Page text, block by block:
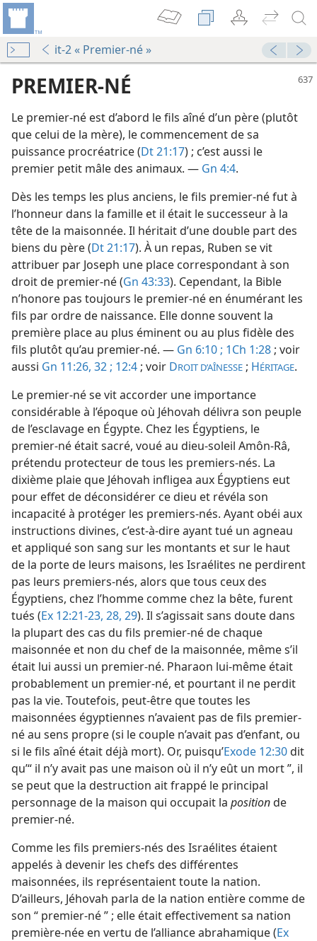
it-2 « Premier-né »
La Tour de Garde annonce le Royaume de Jéhovah (étude) 2017
La Tour de Garde annonce le Royaume de Jéhovah 1965
PREMIER-NÉ
Le premier-né est d’abord le fils aîné d’un père (plutôt
que celui de la mère), le commencement de sa
puissance procréatrice (Dt 21:17) ; c’est aussi le
premier petit mâle des animaux. — Gn 4:4.
Dès les temps les plus anciens, le fils premier-né fut à
l’honneur dans la famille et il était le successeur à la
tête de la maisonnée. Il héritait d’une double part des
biens du père (Dt 21:17). À un repas, Ruben se vit
attribuer par Joseph une place correspondant à son
droit de premier-né (Gn 43:33). Cependant, la Bible
n’honore pas toujours le premier-né en énumérant les
fils par ordre de naissance. Elle donne souvent la
première place au plus éminent ou au plus fidèle des
fils plutôt qu’au premier-né. — Gn 6:10 ; 1Ch 1:28 ; voir
aussi Gn 11:26, 32 ; 12:4 ; voir DROIT D’AÎNESSE ; HÉRITAGE.
Le premier-né se vit accorder une importance
considérable à l’époque où Jéhovah délivra son peuple
de l’esclavage en Égypte. Chez les Égyptiens, le
premier-né était sacré, voué au dieu-soleil Amôn-Râ,
prétendu protecteur de tous les premiers-nés. La
dixième plaie que Jéhovah infligea aux Égyptiens eut
pour effet de déconsidérer ce dieu et révéla son
incapacité à protéger les premiers-nés. Ayant obéi aux
instructions divines, c’est-à-dire ayant tué un agneau
et appliqué son sang sur les montants et sur le haut
de la porte de leurs maisons, les Israélites ne perdirent
pas leurs premiers-nés, alors que tous ceux des
Égyptiens, chez l’homme comme chez la bête, furent
tués (Ex 12:21-23, 28, 29). Il s’agissait sans doute dans
la plupart des cas du fils premier-né de chaque
maisonnée et non du chef de la maisonnée, même s’il
était lui aussi un premier-né. Pharaon lui-même était
probablement un premier-né, et pourtant il ne perdit
pas la vie. Toutefois, peut-être que toutes les
maisonnées égyptiennes n’avaient pas de fils premier-
né au sens propre (si le couple n’avait pas d’enfant, ou
si le fils aîné était déjà mort). Or, puisqu’Exode 12:30dit
qu’“ il n’y avait pas une maison où il n’y eût un mort ”, il
se peut que la destruction ait frappé le principal
personnage de la maison qui occupait la positionde
premier-né.
Comme les fils premiers-nés des Israélites étaient
appelés à devenir les chefs des différentes
maisonnées, ils représentaient toute la nation.
D’ailleurs, Jéhovah parla de la nation entière comme de
son “ premier-né ” ; elle était effectivement sa nation
première-née en vertu de l’alliance abrahamique (Ex